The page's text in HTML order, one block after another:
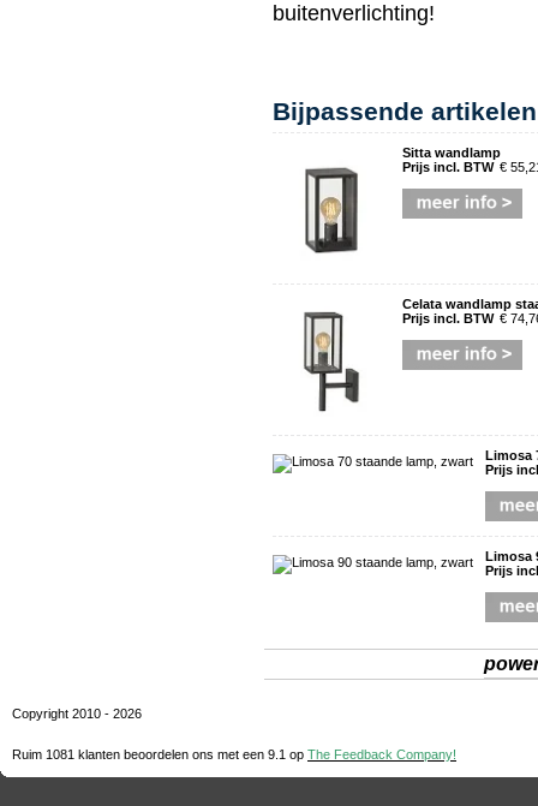
buitenverlichting!
Bijpassende artikelen
Sitta wandlamp
Prijs incl. BTW €
Celata wandlamp
Prijs incl. BTW €
Limosa
Prijs
Limosa
Prijs
Copyright 2010 - 2026
Ruim 1081 klanten beoordelen ons met een 9.1 op The Feedback Company!